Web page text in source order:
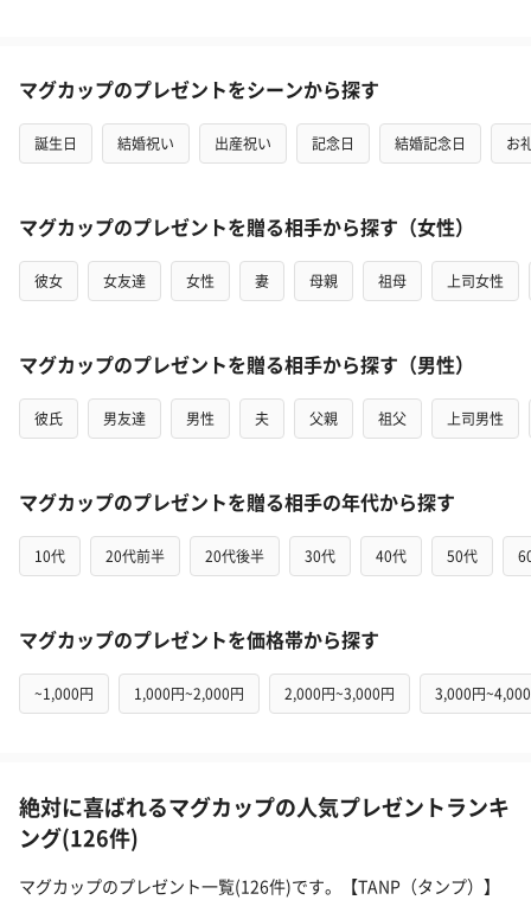
マグカップのプレゼントをシーンから探す
誕生日 結婚祝い 出産祝い 記念日 結婚記念日 お
マグカップのプレゼントを贈る相手から探す（女性）
彼女 女友達 女性 妻 母親 祖母 上司女性
マグカップのプレゼントを贈る相手から探す（男性）
彼氏 男友達 男性 夫 父親 祖父 上司男性
マグカップのプレゼントを贈る相手の年代から探す
10代 20代前半 20代後半 30代 40代 50代
マグカップのプレゼントを価格帯から探す
~1,000円 1,000円~2,000円 2,000円~3,000円 3,000円
絶対に喜ばれるマグカップの人気プレゼントランキ
ング(126件)
マグカップのプレゼント一覧(126件)です。【TANP（タンプ）】